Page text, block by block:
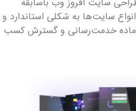
سایت‌ها به شکلی استاندارد و
آماده خدمت‌رسانی و گسترش کسب